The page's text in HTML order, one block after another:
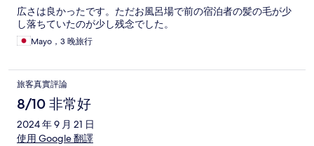
広さは良かったです。ただお風呂場で前の宿泊者の髪の毛が少
し落ちていたのが少し残念でした。
Mayo，3 晚旅行
旅客真實評論
8/10 非常好
2024 年 9 月 21 日
使用 Google 翻譯